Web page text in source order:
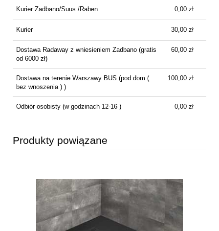
Kurier Zadbano/Suus /Raben 0,00 zł
Kurier 30,00 zł
Dostawa Radaway z wniesieniem Zadbano(gratis
od 6000 zł)
60,00 zł
Dostawa na terenie Warszawy BUS (pod dom (
bez wnoszenia ) )
100,00 zł
Odbiór osobisty(w godzinach 12-16 ) 0,00 zł
Produkty powiązane